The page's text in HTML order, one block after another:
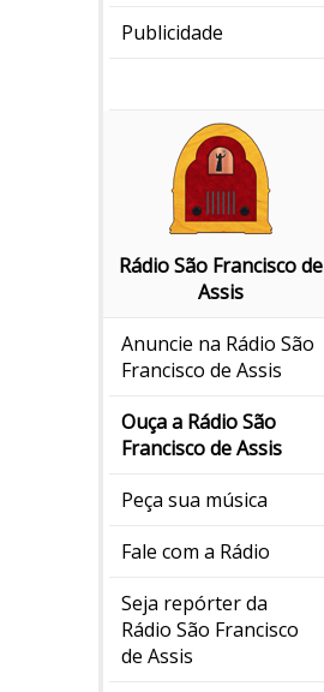
Publicidade
Rádio São Francisco de
Assis
Anuncie na Rádio São
Francisco de Assis
Ouça a Rádio São
Francisco de Assis
Peça sua música
Fale com a Rádio
Seja repórter da
Rádio São Francisco
de Assis